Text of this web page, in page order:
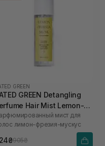
GREEN
GREEN Detangling
Hair Mist Lemon-
Musk 80 млмист для
лимон-фрезия-мускус
905₴